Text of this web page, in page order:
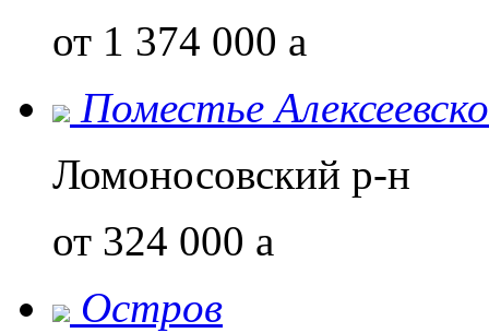
от 1 374 000 a
Поместье
Ломоносовский р-н
от 324 000 a
Остров